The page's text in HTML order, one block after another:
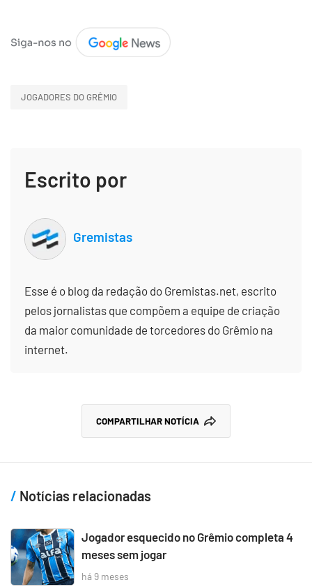
JOGADORES DO GRÊMIO
Escrito por
Gremistas
Esse é o blog da redação do Gremistas.net, escrito
pelos jornalistas que compõem a equipe de criação
da maior comunidade de torcedores do Grêmio na
internet.
COMPARTILHAR NOTÍCIA
Notícias relacionadas
Jogador esquecido no Grêmio completa 4
meses sem jogar
há 9 meses